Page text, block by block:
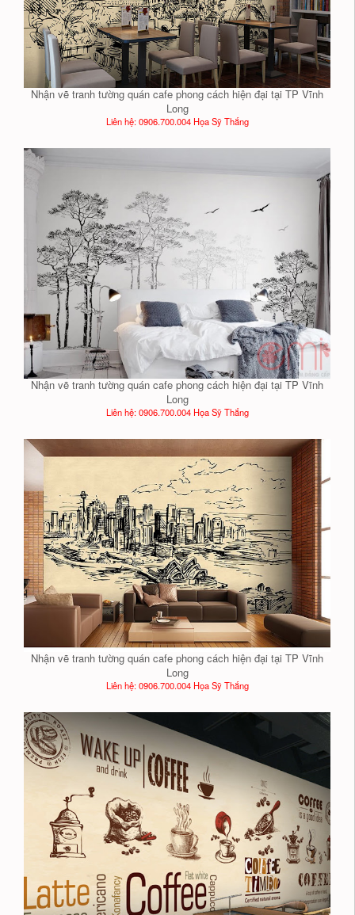
Nhận vẽ tranh tường quán cafe phong cách hiện đại tại TP Vĩnh
Long
Liên hệ: 0906.700.004 Họa Sỹ Thắng
Nhận vẽ tranh tường quán cafe phong cách hiện đại tại TP Vĩnh
Long
Liên hệ: 0906.700.004 Họa Sỹ Thắng
Nhận vẽ tranh tường quán cafe phong cách hiện đại tại TP Vĩnh
Long
Liên hệ: 0906.700.004 Họa Sỹ Thắng